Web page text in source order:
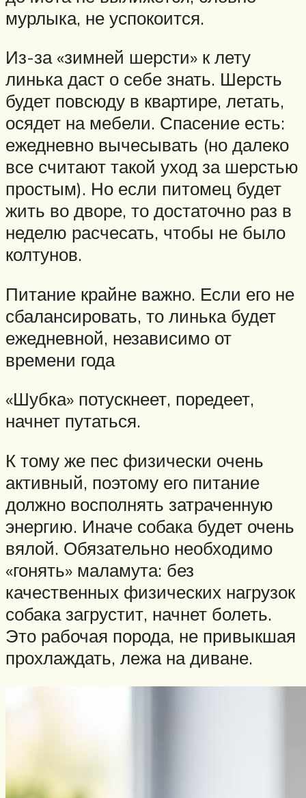
мурлыка, не успокоится.
Из-за «зимней шерсти» к лету
линька даст о себе знать. Шерсть
будет повсюду в квартире, летать,
осядет на мебели. Спасение есть:
ежедневно вычесывать (но далеко
все считают такой уход за шерстью
простым). Но если питомец будет
жить во дворе, то достаточно раз в
неделю расчесать, чтобы не было
колтунов.
Питание крайне важно. Если его не
сбалансировать, то линька будет
ежедневной, независимо от
времени года
«Шубка» потускнеет, поредеет,
начнет путаться.
К тому же пес физически очень
активный, поэтому его питание
должно восполнять затраченную
энергию. Иначе собака будет очень
вялой. Обязательно необходимо
«гонять» маламута: без
качественных физических нагрузок
собака загрустит, начнет болеть.
Это рабочая порода, не привыкшая
прохлаждать, лежа на диване.